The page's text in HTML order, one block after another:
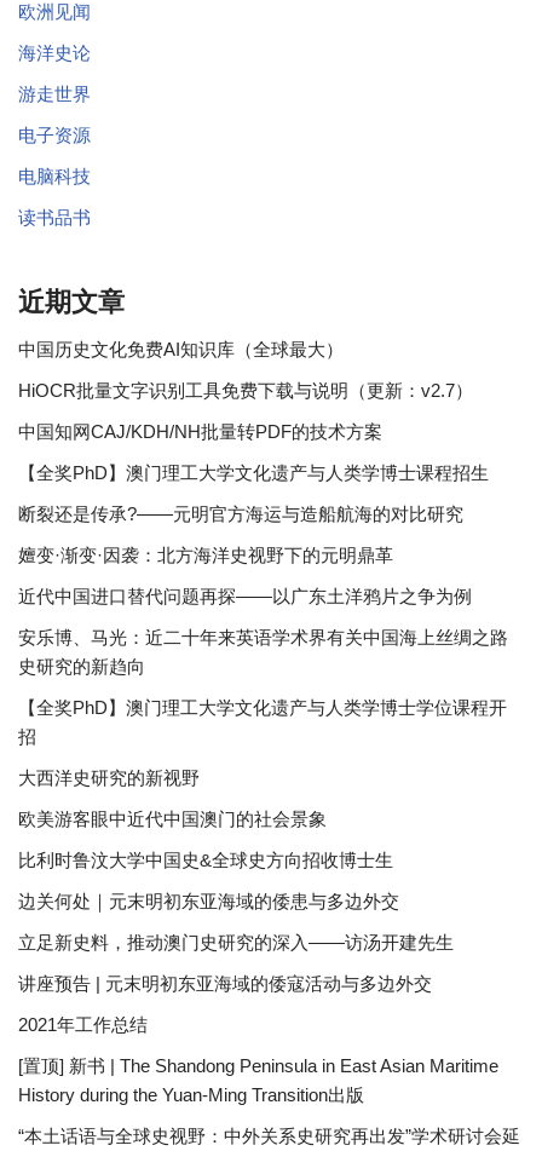
欧洲见闻
海洋史论
游走世界
电子资源
电脑科技
读书品书
近期文章
中国历史文化免费AI知识库（全球最大）
HiOCR批量文字识别工具免费下载与说明（更新：v2.7）
中国知网CAJ/KDH/NH批量转PDF的技术方案
【全奖PhD】澳门理工大学文化遗产与人类学博士课程招生
断裂还是传承?——元明官方海运与造船航海的对比研究
嬗变·渐变·因袭：北方海洋史视野下的元明鼎革
近代中国进口替代问题再探——以广东土洋鸦片之争为例
安乐博、马光：近二十年来英语学术界有关中国海上丝绸之路
史研究的新趋向
【全奖PhD】澳门理工大学文化遗产与人类学博士学位课程开
招
大西洋史研究的新视野
欧美游客眼中近代中国澳门的社会景象
比利时鲁汶大学中国史&全球史方向招收博士生
边关何处｜元末明初东亚海域的倭患与多边外交
立足新史料，推动澳门史研究的深入——访汤开建先生
讲座预告 | 元末明初东亚海域的倭寇活动与多边外交
2021年工作总结
[置顶] 新书 | The Shandong Peninsula in East Asian Maritime
History during the Yuan-Ming Transition出版
“本土话语与全球史视野：中外关系史研究再出发”学术研讨会延